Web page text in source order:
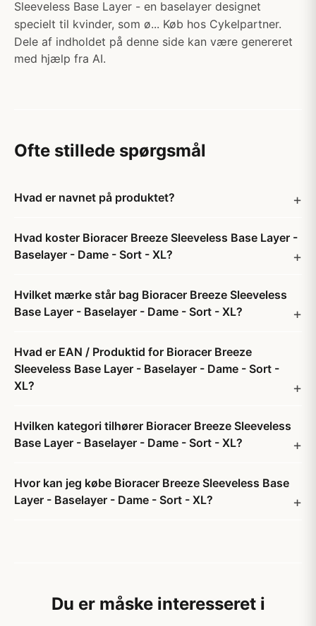
Sleeveless Base Layer - en baselayer designet
specielt til kvinder, som ø... Køb hos Cykelpartner.
Dele af indholdet på denne side kan være genereret
med hjælp fra AI.
Ofte stillede spørgsmål
Hvad er navnet på produktet?
Hvad koster Bioracer Breeze Sleeveless Base Layer -
Baselayer - Dame - Sort - XL?
Hvilket mærke står bag Bioracer Breeze Sleeveless
Base Layer - Baselayer - Dame - Sort - XL?
Hvad er EAN / Produktid for Bioracer Breeze
Sleeveless Base Layer - Baselayer - Dame - Sort -
XL?
Hvilken kategori tilhører Bioracer Breeze Sleeveless
Base Layer - Baselayer - Dame - Sort - XL?
Hvor kan jeg købe Bioracer Breeze Sleeveless Base
Layer - Baselayer - Dame - Sort - XL?
Du er måske interesseret i